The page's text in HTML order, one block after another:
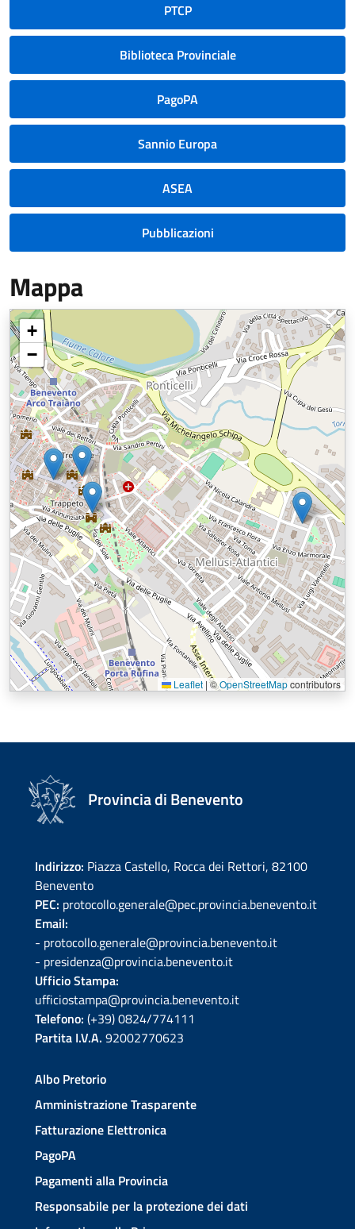
PTCP
Biblioteca Provinciale
PagoPA
Sannio Europa
ASEA
Pubblicazioni
Mappa
+
−
Leaflet |©OpenStreetMapcontributors
Provincia di Benevento
Indirizzo: Piazza Castello, Rocca dei Rettori, 82100
Benevento
PEC: protocollo.generale@pec.provincia.benevento.it
Email:
- protocollo.generale@provincia.benevento.it
- presidenza@provincia.benevento.it
Ufficio Stampa:
ufficiostampa@provincia.benevento.it
Telefono: (+39) 0824/774111
Partita I.V.A. 92002770623
Albo Pretorio
Amministrazione Trasparente
Fatturazione Elettronica
PagoPA
Pagamenti alla Provincia
Responsabile per la protezione dei dati